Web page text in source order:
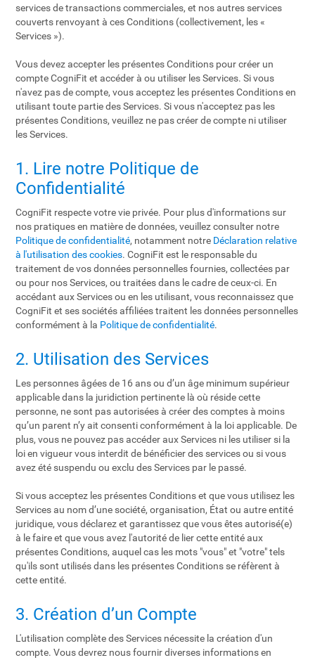
services de transactions commerciales, et nos autres services
couverts renvoyant à ces Conditions (collectivement, les «
Services »).
Vous devez accepter les présentes Conditions pour créer un
compte CogniFit et accéder à ou utiliser les Services. Si vous
n'avez pas de compte, vous acceptez les présentes Conditions en
utilisant toute partie des Services. Si vous n'acceptez pas les
présentes Conditions, veuillez ne pas créer de compte ni utiliser
les Services.
1. Lire notre Politique de
Confidentialité
CogniFit respecte votre vie privée. Pour plus d'informations sur
nos pratiques en matière de données, veuillez consulter notre
Politique de confidentialité, notamment notre Déclaration relative
à l'utilisation des cookies. CogniFit est le responsable du
traitement de vos données personnelles fournies, collectées par
ou pour nos Services, ou traitées dans le cadre de ceux-ci. En
accédant aux Services ou en les utilisant, vous reconnaissez que
CogniFit et ses sociétés affiliées traitent les données personnelles
conformément à la Politique de confidentialité.
2. Utilisation des Services
Les personnes âgées de 16 ans ou d’un âge minimum supérieur
applicable dans la juridiction pertinente là où réside cette
personne, ne sont pas autorisées à créer des comptes à moins
qu’un parent n’y ait consenti conformément à la loi applicable. De
plus, vous ne pouvez pas accéder aux Services ni les utiliser si la
loi en vigueur vous interdit de bénéficier des services ou si vous
avez été suspendu ou exclu des Services par le passé.
Si vous acceptez les présentes Conditions et que vous utilisez les
Services au nom d’une société, organisation, État ou autre entité
juridique, vous déclarez et garantissez que vous êtes autorisé(e)
à le faire et que vous avez l'autorité de lier cette entité aux
présentes Conditions, auquel cas les mots "vous" et "votre" tels
qu'ils sont utilisés dans les présentes Conditions se réfèrent à
cette entité.
3. Création d’un Compte
L'utilisation complète des Services nécessite la création d'un
compte. Vous devrez nous fournir diverses informations en